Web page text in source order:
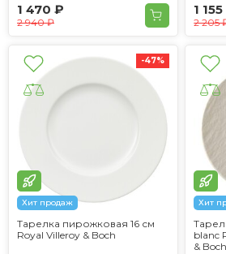
1 470 ₽
2 940 ₽
1
2 205
Хит продаж
Тарелка пирожковая 16 см
Royal Villeroy & Boch
-47%
Хит
blanc
& Boch